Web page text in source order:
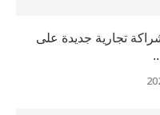
تجارية جديدة على